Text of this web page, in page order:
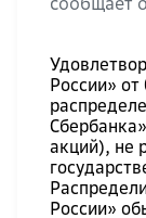
России»
акций), не
России»